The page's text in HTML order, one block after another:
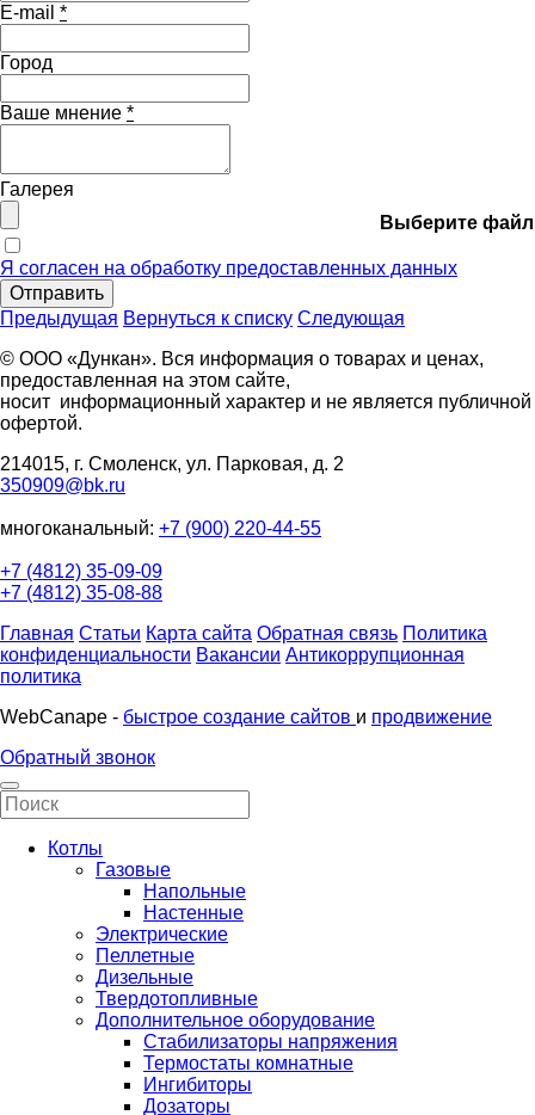
E-mail *
Город
Ваше мнение *
Галерея
Выберите файл
Я согласен на обработку предоставленных данных
Отправить
Предыдущая Вернуться к списку Следующая
© ООО «Дункан». Вся информация о товарах и ценах,
предоставленная на этом сайте,
носит информационный характер и не является публичной
офертой.
214015, г. Смоленск, ул. Парковая, д. 2
350909@bk.ru
многоканальный: +7 (900) 220-44-55
+7 (4812) 35-09-09
+7 (4812) 35-08-88
Главная Статьи Карта сайта Обратная связь Политика
конфиденциальности Вакансии Антикоррупционная
политика
WebCanape - быстрое создание сайтов и продвижение
Обратный звонок
Котлы
Газовые
Напольные
Настенные
Электрические
Пеллетные
Дизельные
Твердотопливные
Дополнительное оборудование
Стабилизаторы напряжения
Термостаты комнатные
Ингибиторы
Дозаторы